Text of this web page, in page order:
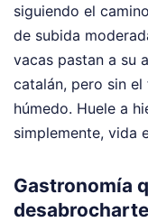
siguiendo el
de subida
vacas pastan a su
catalán, pero sin
húmedo. Huele a
simplemente, vida
Gastronomía